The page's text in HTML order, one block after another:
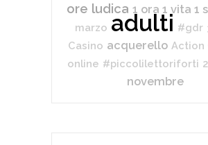
ore ludica 1 ora 1 vita 1
marzo adulti #gdr
Casino acquerello Action
online #piccolilettoriforti
novembre